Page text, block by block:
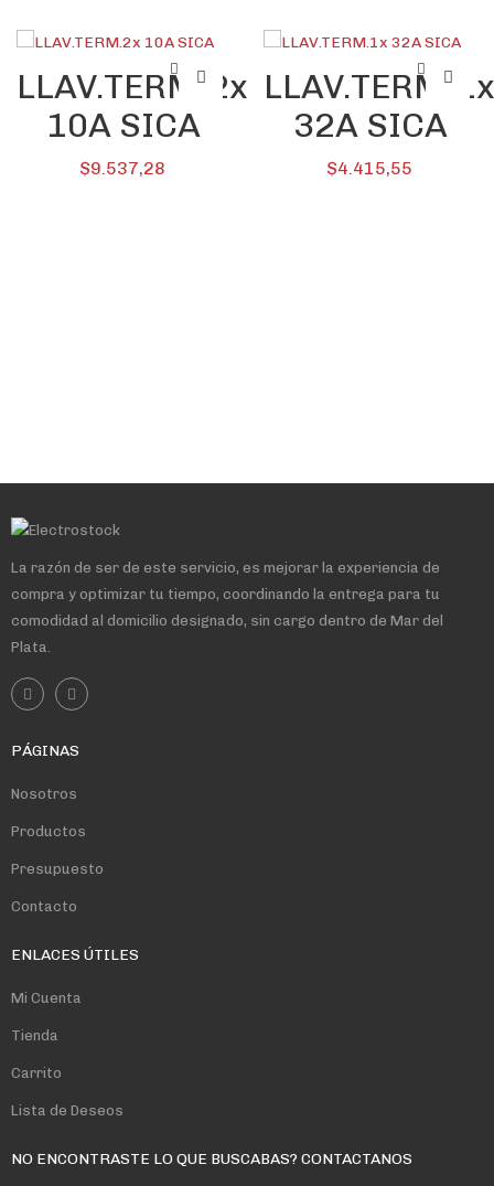
LLAV.TERM.2x
10A SICA
$9.537,28
LLAV.TERM.1x
32A SICA
$4.415,55
La razón de ser de este servicio, es mejorar la experiencia de
compra y optimizar tu tiempo, coordinando la entrega para tu
comodidad al domicilio designado, sin cargo dentro de Mar del
Plata.
PÁGINAS
Nosotros
Productos
Presupuesto
Contacto
ENLACES ÚTILES
Mi Cuenta
Tienda
Carrito
Lista de Deseos
NO ENCONTRASTE LO QUE BUSCABAS? CONTACTANOS